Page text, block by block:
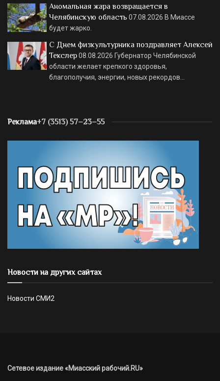
Аномальная жара возвращается в
Челябинскую область 07.08.2026 В Миассе
будет жарко.
С Днем физкультурника поздравляет Алексей
Текслер08.08.2026 Губернатор Челябинской
области желает крепкого здоровья,
благополучия, энергии, новых рекордов…
Реклама+7 (3513) 57–23–55
Новости на других сайтах
Новости СМИ2
Сетевое издание «Миасский рабочий.RU»